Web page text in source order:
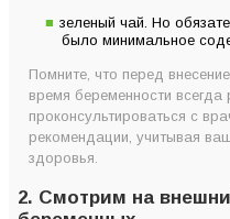
зеленый чай. Но
было минимальное
Помните, что перед
время беременности всегда
проконсультироваться с
рекомендации, учитывая
здоровья.
2. Смотрим на